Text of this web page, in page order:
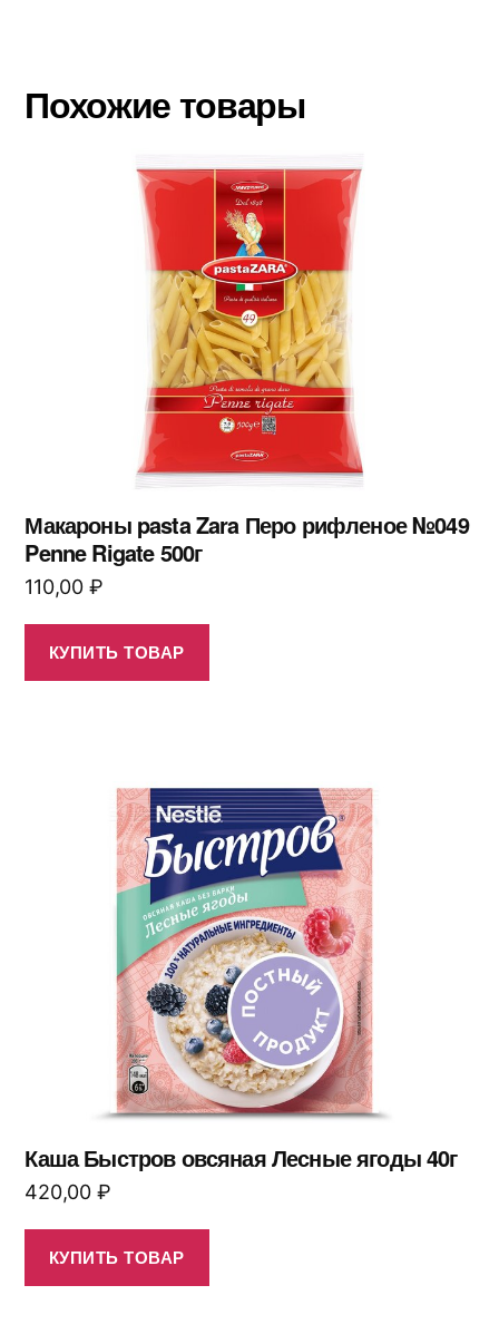
Похожие товары
Макароны pasta Zara Перо рифленое №049
Penne Rigate 500г
110,00 ₽
КУПИТЬ ТОВАР
Каша Быстров овсяная Лесные ягоды 40г
420,00 ₽
КУПИТЬ ТОВАР